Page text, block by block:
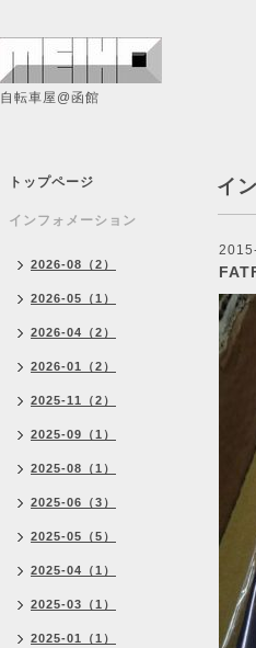
自転車屋@函館
イ
トップページ
インフォメーション
2026-08（2）
2026-05（1）
2026-04（2）
2026-01（2）
2025-11（2）
2025-09（1）
2025-08（1）
2025-06（3）
2025-05（5）
2025-04（1）
2025-03（1）
2025-01（1）